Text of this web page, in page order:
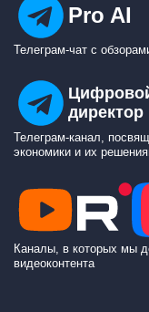
Pro AI
Телеграм-чат с
директор
Телеграм-канал,
экономики и их
Каналы, в которых мы
видеоконтента